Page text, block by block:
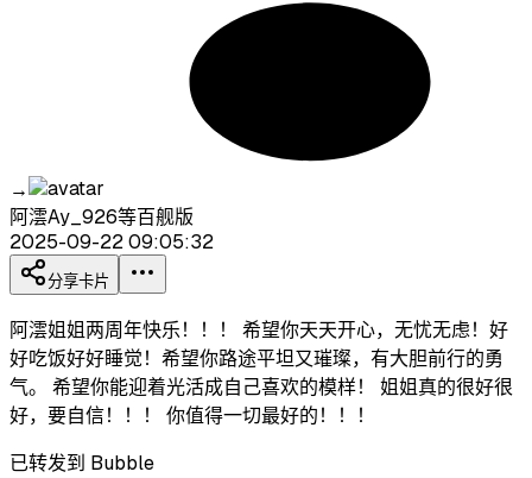
→
阿澐Ay_926等百舰版
2025-09-22 09:05:32
分享卡片
阿澐姐姐两周年快乐！！！ 希望你天天开心，无忧无虑！好
好吃饭好好睡觉！希望你路途平坦又璀璨，有大胆前行的勇
气。 希望你能迎着光活成自己喜欢的模样！ 姐姐真的很好很
好，要自信！！！ 你值得一切最好的！！！
已转发到 Bubble